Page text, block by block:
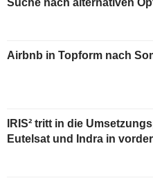
Suche nach alternativen
Airbnb in Topform nach
IRIS² tritt in die
Eutelsat und Indra in